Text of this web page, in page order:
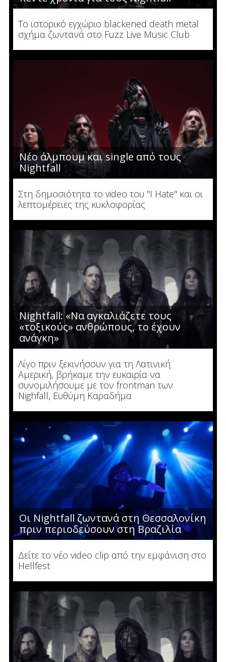
Το ιστορικό εγχώριο blackened death metal
σχήμα ζωντανά στο Fuzz Live Music Club
Νέο άλμπουμ και single από τους
Nightfall
Στη δημοσιότητα το video του "I Hate" και οι
λεπτομέρειες της κυκλοφορίας
Nightfall: «Να αγκαλιάζετε τους
«τοξικούς» ανθρώπους, το έχουν
ανάγκη»
Λίγο πριν ξεκινήσουν για τη Λατινική
Αμερική, βρήκαμε την ευκαιρία να
συνομιλήσουμε με τον frontman των
Nighfall, Ευθύμη Καραδήμα
Οι Nightfall ζωντανά στη Θεσσαλονίκη
πριν περιοδεύσουν στη Βραζιλία
Δείτε το νέο video clip από την εμφάνιση στο
Hellfest